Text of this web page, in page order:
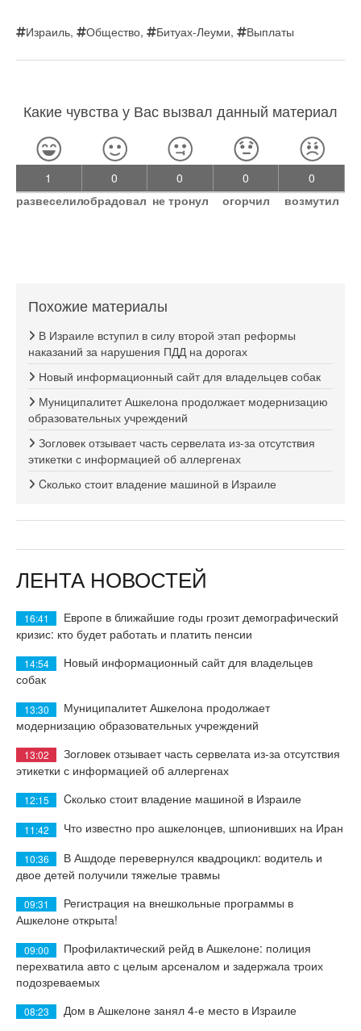
Израиль, Общество, Битуах-Леуми, Выплаты
Какие чувства у Вас вызвал данный материал
1
развеселил
0
обрадовал
0
не тронул
0
огорчил
0
возмутил
Похожие материалы
В Израиле вступил в силу второй этап реформы
наказаний за нарушения ПДД на дорогах
Новый информационный сайт для владельцев собак
Муниципалитет Ашкелона продолжает модернизацию
образовательных учреждений
Зогловек отзывает часть сервелата из-за отсутствия
этикетки с информацией об аллергенах
Cколько стоит владение машиной в Израиле
ЛЕНТА НОВОСТЕЙ
16:41
Европе в ближайшие годы грозит демографический
кризис: кто будет работать и платить пенсии
14:54
Новый информационный сайт для владельцев
собак
13:30
Муниципалитет Ашкелона продолжает
модернизацию образовательных учреждений
13:02
Зогловек отзывает часть сервелата из-за отсутствия
этикетки с информацией об аллергенах
12:15 Cколько стоит владение машиной в Израиле
11:42 Что известно про ашкелонцев, шпионивших на Иран
10:36
В Ашдоде перевернулся квадроцикл: водитель и
двое детей получили тяжелые травмы
09:31
Регистрация на внешкольные программы в
Ашкелоне открыта!
09:00
Профилактический рейд в Ашкелоне: полиция
перехватила авто с целым арсеналом и задержала троих
подозреваемых
08:23 Дом в Ашкелоне занял 4-е место в Израиле